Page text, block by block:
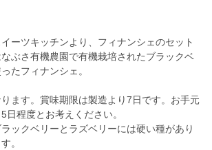
ーツキッチンより、フィナンシェのセット
ぶさ有機農園で有機栽培されたブラックベ
たフィナンシェ。
ます。賞味期限は製造より7日です。お手元
日程度とお考えください。
ックベリーとラズベリーには硬い種があり
。